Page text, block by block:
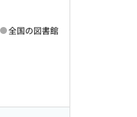
全国の図書館